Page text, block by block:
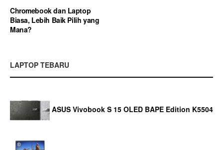
Chromebook dan Laptop
Biasa, Lebih Baik Pilih yang
Mana?
LAPTOP TEBARU
ASUS Vivobook S 15 OLED BAPE Edition K5504